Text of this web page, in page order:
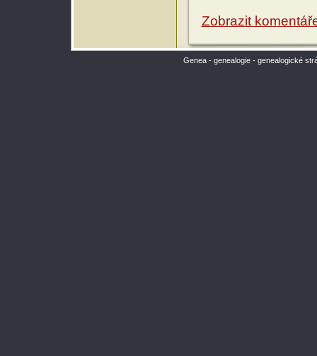
Zobrazit
Genea - genealogie - genealogické